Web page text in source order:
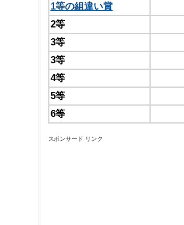
1等の組違い賞
2等
3等
3等
4等
5等
6等
スポンサード リンク